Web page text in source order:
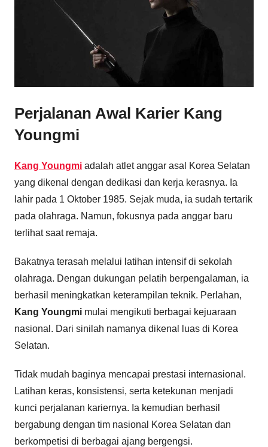
Perjalanan Awal Karier Kang
Youngmi
Kang Youngmi adalah atlet anggar asal Korea Selatan
yang dikenal dengan dedikasi dan kerja kerasnya. Ia
lahir pada 1 Oktober 1985. Sejak muda, ia sudah tertarik
pada olahraga. Namun, fokusnya pada anggar baru
terlihat saat remaja.
Bakatnya terasah melalui latihan intensif di sekolah
olahraga. Dengan dukungan pelatih berpengalaman, ia
berhasil meningkatkan keterampilan teknik. Perlahan,
Kang Youngmi mulai mengikuti berbagai kejuaraan
nasional. Dari sinilah namanya dikenal luas di Korea
Selatan.
Tidak mudah baginya mencapai prestasi internasional.
Latihan keras, konsistensi, serta ketekunan menjadi
kunci perjalanan kariernya. Ia kemudian berhasil
bergabung dengan tim nasional Korea Selatan dan
berkompetisi di berbagai ajang bergengsi.